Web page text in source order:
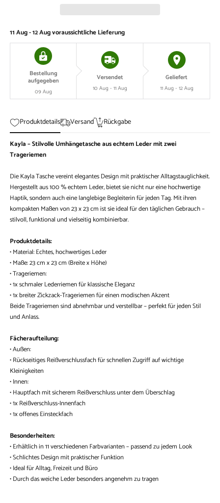
11 Aug - 12 Augvoraussichtliche Lieferung
Bestellung
aufgegeben
09 Aug
Versendet
10 Aug - 11 Aug
Geliefert
11 Aug - 12 Aug
Produktdetails Versand Rückgabe
Kayla – Stilvolle Umhängetasche aus echtem Leder mit zwei
Trageriemen
Die Kayla Tasche vereint elegantes Design mit praktischer Alltagstauglichkeit.
Hergestellt aus 100 % echtem Leder, bietet sie nicht nur eine hochwertige
Haptik, sondern auch eine langlebige Begleiterin für jeden Tag. Mit ihren
kompakten Maßen von 23 x 23 cm ist sie ideal für den täglichen Gebrauch –
stilvoll, funktional und vielseitig kombinierbar.
Produktdetails:
• Material: Echtes, hochwertiges Leder
• Maße: 23 cm x 23 cm (Breite x Höhe)
• Trageriemen:
• 1x schmaler Lederriemen für klassische Eleganz
• 1x breiter Zickzack-Trageriemen für einen modischen Akzent
Beide Trageriemen sind abnehmbar und verstellbar – perfekt für jeden Stil
und Anlass.
Fächeraufteilung:
• Außen:
• Rückseitiges Reißverschlussfach für schnellen Zugriff auf wichtige
Kleinigkeiten
• Innen:
• Hauptfach mit sicherem Reißverschluss unter dem Überschlag
• 1x Reißverschluss-Innenfach
• 1x offenes Einsteckfach
Besonderheiten:
• Erhältlich in 11 verschiedenen Farbvarianten – passend zu jedem Look
• Schlichtes Design mit praktischer Funktion
• Ideal für Alltag, Freizeit und Büro
• Durch das weiche Leder besonders angenehm zu tragen